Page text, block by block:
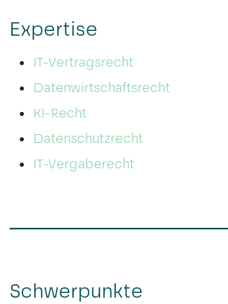
Expertise
IT-Vertragsrecht
Datenwirtschaftsrecht
KI-Recht
Datenschutzrecht
IT-Vergaberecht
Schwerpunkte